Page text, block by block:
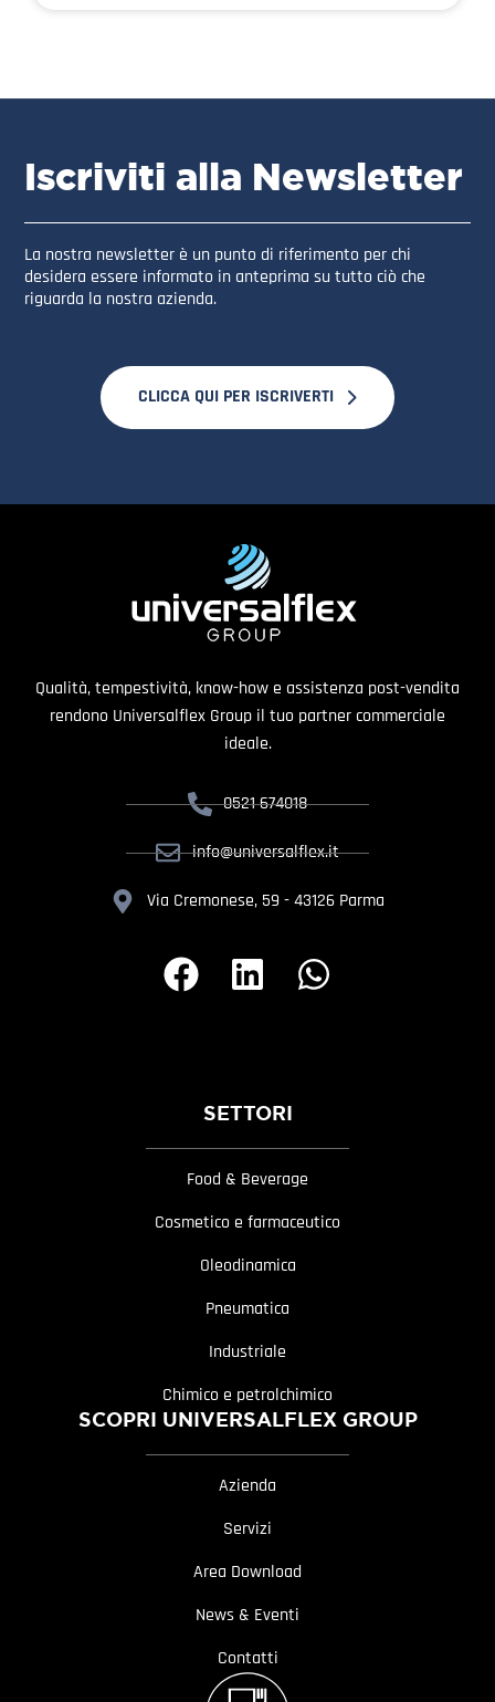
Iscriviti alla Newsletter
La nostra newsletter è un punto di riferimento per chi
desidera essere informato in anteprima su tutto ciò che
riguarda la nostra azienda.
CLICCA QUI PER ISCRIVERTI
Qualità, tempestività, know-how e assistenza post-vendita
rendono Universalflex Group il tuo partner commerciale
ideale.
0521 674018
info@universalflex.it
Via Cremonese, 59 - 43126 Parma
SETTORI
Food & Beverage
Cosmetico e farmaceutico
Oleodinamica
Pneumatica
Industriale
Chimico e petrolchimico
SCOPRI UNIVERSALFLEX GROUP
Azienda
Servizi
Area Download
News & Eventi
Contatti